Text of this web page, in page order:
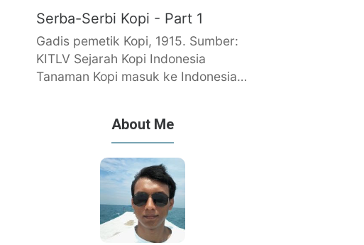
Serba-Serbi Kopi - Part 1
Gadis pemetik Kopi, 1915. Sumber:
KITLV Sejarah Kopi Indonesia
Tanaman Kopi masuk ke Indonesia…
About Me